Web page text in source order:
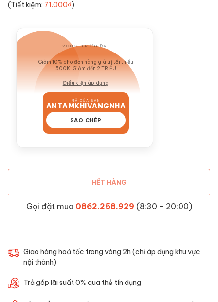
(Tiết kiệm: 71.000₫)
VOUCHER ƯU ĐÃI
Giảm 10% cho đơn hàng giá trị tối thiểu
500K. Giảm đến 2 TRIỆU
Điều kiện áp dụng
MÃ CỦA BẠN
ANTAMKHIVANGNHA
SAO CHÉP
HẾT HÀNG
Gọi đặt mua 0862.258.929 (8:30 - 20:00)
Giao hàng hoả tốc trong vòng 2h (chỉ áp dụng khu vực
nội thành)
Trả góp lãi suất 0% qua thẻ tín dụng